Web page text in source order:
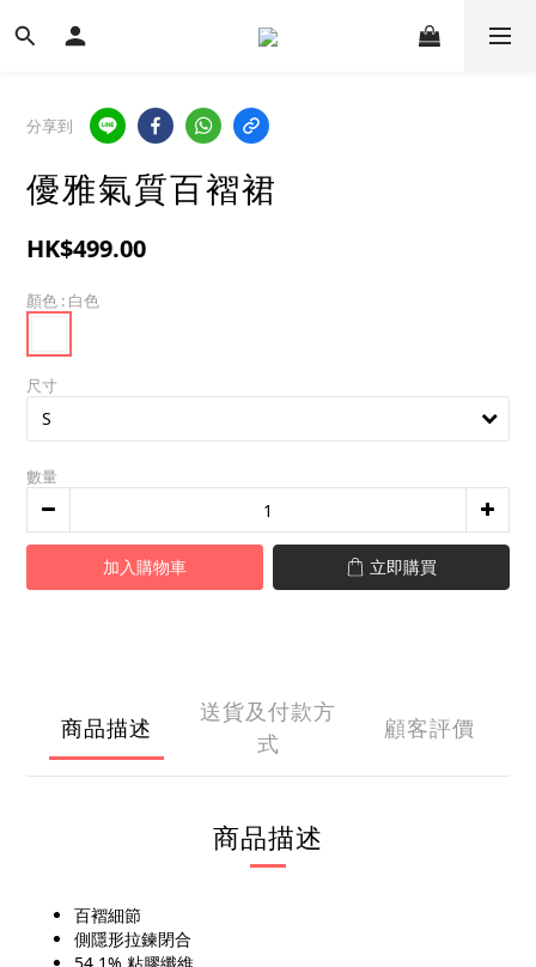
分享到
優雅氣質百褶裙
HK$499.00
顏色 : 白色
尺寸
數量
加入購物車 立即購買
商品描述
送貨及付款方
式
顧客評價
商品描述
百褶細節
側隱形拉鍊閉合